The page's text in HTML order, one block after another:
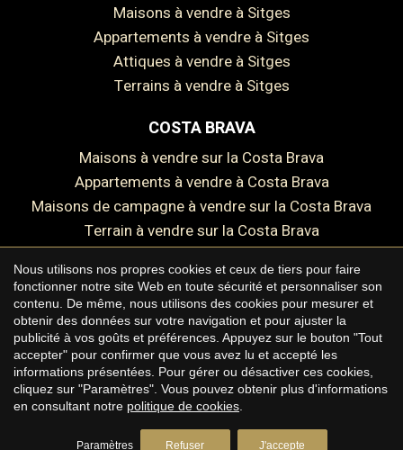
Maisons à vendre à Sitges
Appartements à vendre à Sitges
Attiques à vendre à Sitges
Terrains à vendre à Sitges
COSTA BRAVA
Maisons à vendre sur la Costa Brava
Appartements à vendre à Costa Brava
Maisons de campagne à vendre sur la Costa Brava
Terrain à vendre sur la Costa Brava
Copyright © 2026 Premium Houses
Avis juridique
Politique de confidentialité
Politique de cookies
byiEstrategic
Nous utilisons nos propres cookies et ceux de tiers pour faire
fonctionner notre site Web en toute sécurité et personnaliser son
contenu. De même, nous utilisons des cookies pour mesurer et
obtenir des données sur votre navigation et pour ajuster la
publicité à vos goûts et préférences. Appuyez sur le bouton "Tout
accepter" pour confirmer que vous avez lu et accepté les
informations présentées. Pour gérer ou désactiver ces cookies,
cliquez sur "Paramètres". Vous pouvez obtenir plus d'informations
en consultant notre politique de cookies
Paramètres Refuser J'accepte
Enregistrer les paramètres Tout accepter